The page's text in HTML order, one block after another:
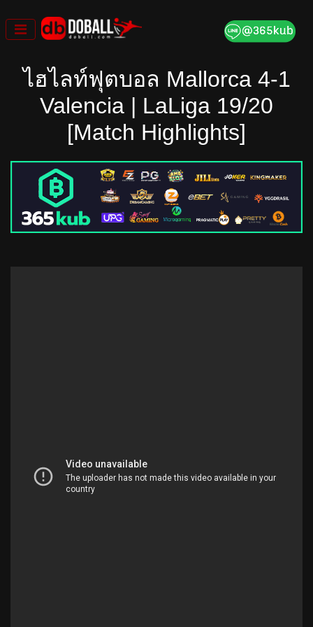
to
content
ไฮไลท์ฟุตบอล Mallorca 4-1
Valencia | LaLiga 19/20
[Match Highlights]